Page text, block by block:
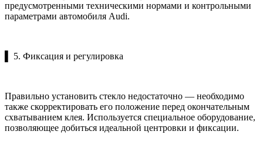
предусмотренными техническими нормами и контрольными
параметрами автомобиля Audi.
▌ 5. Фиксация и регулировка
Правильно установить стекло недостаточно — необходимо
также скорректировать его положение перед окончательным
схватыванием клея. Используется специальное оборудование,
позволяющее добиться идеальной центровки и фиксации.